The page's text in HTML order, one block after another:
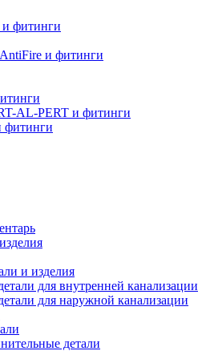
фитинги
и фитинги
AL-PERT и фитинги
фитинги
и изделия
для внутренней канализации
для наружной канализации
детали